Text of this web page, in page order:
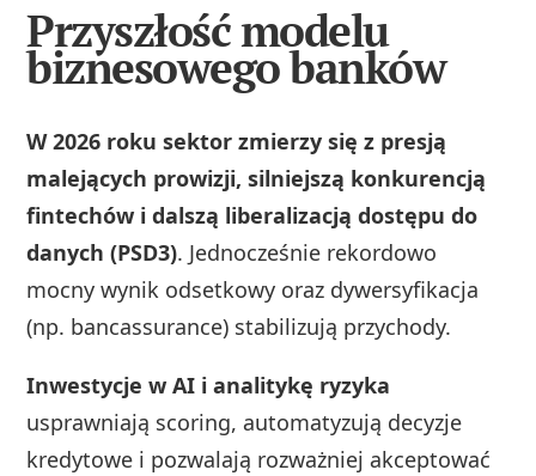
Przyszłość modelu
biznesowego banków
W 2026 roku sektor zmierzy się z presją
malejących prowizji, silniejszą konkurencją
fintechów i dalszą liberalizacją dostępu do
danych (PSD3). Jednocześnie rekordowo
mocny wynik odsetkowy oraz dywersyfikacja
(np. bancassurance) stabilizują przychody.
Inwestycje w AI i analitykę ryzyka
usprawniają scoring, automatyzują decyzje
kredytowe i pozwalają rozważniej akceptować